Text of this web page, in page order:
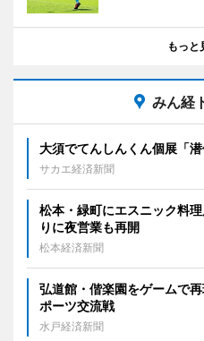
もっと
みん経
大須でてんしんくん個展「
サカエ経済新聞
松本・緑町にエスニック料
りに夜営業も再開
松本経済新聞
弘道館・偕楽園をゲームで
ポーツ交流戦
水戸経済新聞